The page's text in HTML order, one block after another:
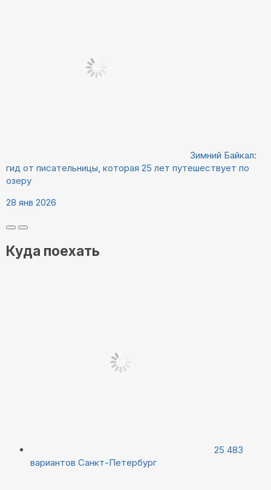
Зимний Байкал:
гид от писательницы, которая 25 лет путешествует по
озеру
28 янв 2026
Куда поехать
25 483
вариантов Санкт-Петербург